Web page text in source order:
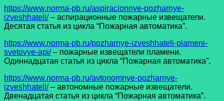
https://www.norma-pb.ru/aspiracionnye-pozharnye-
izveshhateli/– аспирационные пожарные извещатели.
Десятая статья из цикла “Пожарная автоматика”.
https://www.norma-pb.ru/pozharnye-izveshhateli-plameni-
svetovye-api/– пожарные извещатели пламени.
Одиннадцатая статья из цикла “Пожарная автоматика”.
https://www.norma-pb.ru/avtonomnye-pozharnye-
izveshhateli/– автономные пожарные извещатели.
Двенадцатая статья из цикла “Пожарная автоматика”.